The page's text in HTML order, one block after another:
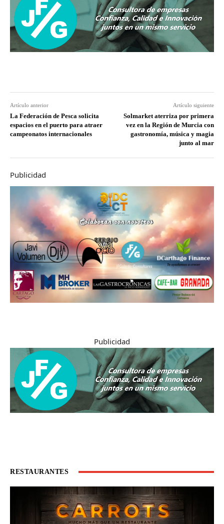
Artículo anterior
La Federación de Pesca solicita
espacios en el puerto para atraer
campeonatos internacionales
Artículo siguiente
Solmarket aterriza por primera
vez en la Región de Murcia con
gastronomía, música y magia
junto al mar
Publicidad
Publicidad
RESTAURANTES